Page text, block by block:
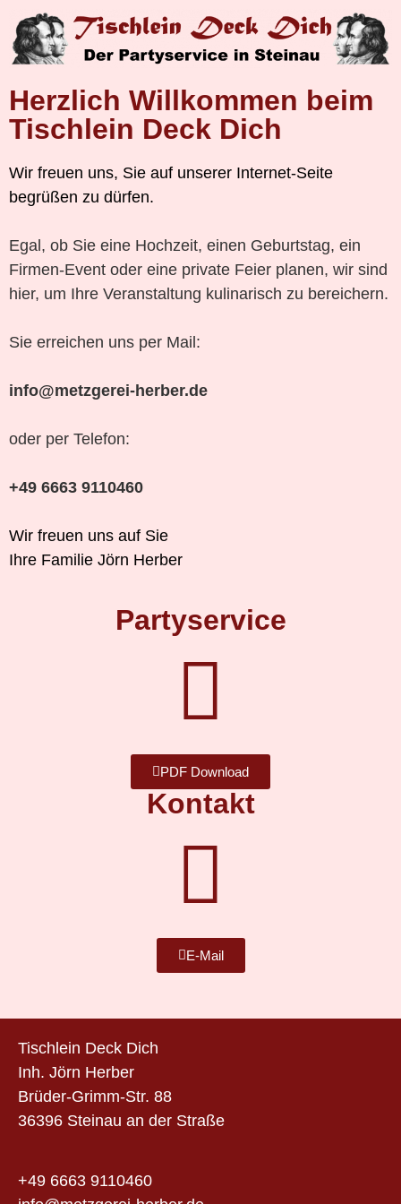
Herzlich Willkommen beim
Tischlein Deck Dich
Wir freuen uns, Sie auf unserer Internet-Seite
begrüßen zu dürfen.
Egal, ob Sie eine Hochzeit, einen Geburtstag, ein
Firmen-Event oder eine private Feier planen, wir sind
hier, um Ihre Veranstaltung kulinarisch zu bereichern.
Sie erreichen uns per Mail:
info@metzgerei-herber.de
oder per Telefon:
+49 6663 9110460
Wir freuen uns auf Sie
Ihre Familie Jörn Herber
Partyservice
PDF Download
Kontakt
E-Mail
Tischlein Deck Dich
Inh. Jörn Herber
Brüder-Grimm-Str. 88
36396 Steinau an der Straße
+49 6663 9110460